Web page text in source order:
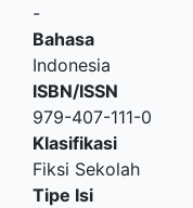
-
Bahasa
Indonesia
ISBN/ISSN
979-407-111-0
Klasifikasi
Fiksi Sekolah
Tipe Isi